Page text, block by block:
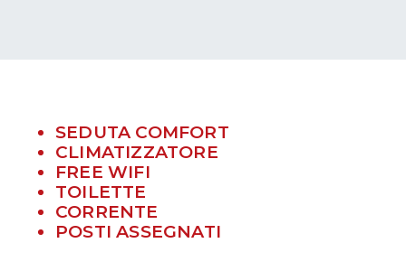
SEDUTA COMFORT
CLIMATIZZATORE
FREE WIFI
TOILETTE
CORRENTE
POSTI ASSEGNATI